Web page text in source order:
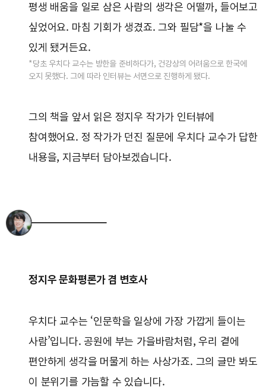
평생 배움을 일로 삼은 사람의 생각은 어떨까, 들어보고
싶었어요. 마침 기회가 생겼죠. 그와 필담*을 나눌 수
있게 됐거든요.
*당초 우치다 교수는 방한을 준비하다가, 건강상의 어려움으로 한국에
오지 못했다. 그에 따라 인터뷰는 서면으로 진행하게 됐다.
그의 책을 앞서 읽은 정지우 작가가 인터뷰에
참여했어요. 정 작가가 던진 질문에 우치다 교수가 답한
내용을, 지금부터 담아보겠습니다.
정지우 문화평론가 겸 변호사
우치다 교수는 ‘인문학을 일상에 가장 가깝게 들이는
사람’입니다. 공원에 부는 가을바람처럼, 우리 곁에
편안하게 생각을 머물게 하는 사상가죠. 그의 글만 봐도
이 분위기를 가늠할 수 있습니다.